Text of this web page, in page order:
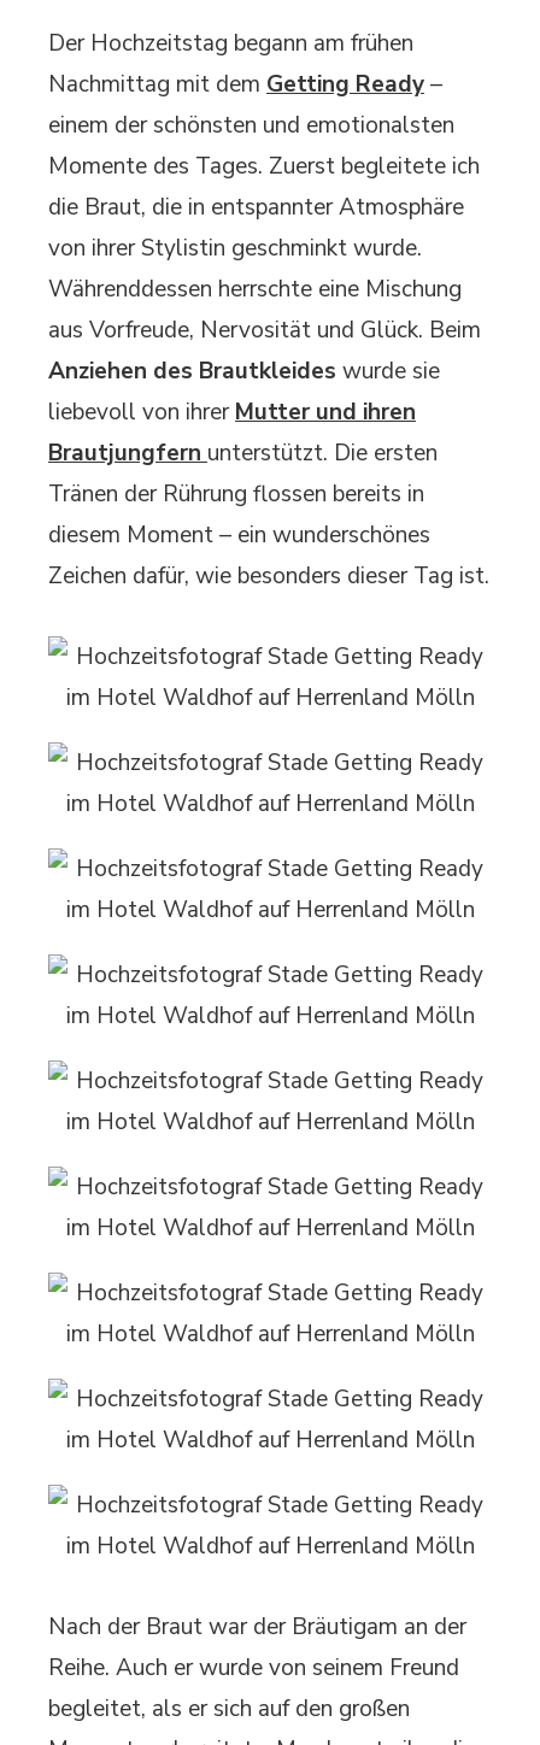
Der Hochzeitstag begann am frühen
Nachmittag mit dem Getting Ready–
einem der schönsten und emotionalsten
Momente des Tages. Zuerst begleitete ich
die Braut, die in entspannter Atmosphäre
von ihrer Stylistin geschminkt wurde.
Währenddessen herrschte eine Mischung
aus Vorfreude, Nervosität und Glück. Beim
Anziehen des Brautkleides wurde sie
liebevoll von ihrerMutter und ihren
Brautjungfern unterstützt. Die ersten
Tränen der Rührung flossen bereits in
diesem Moment – ein wunderschönes
Zeichen dafür, wie besonders dieser Tag ist.
Nach der Braut war der Bräutigam an der
Reihe. Auch er wurde von seinem Freund
begleitet, als er sich auf den großen